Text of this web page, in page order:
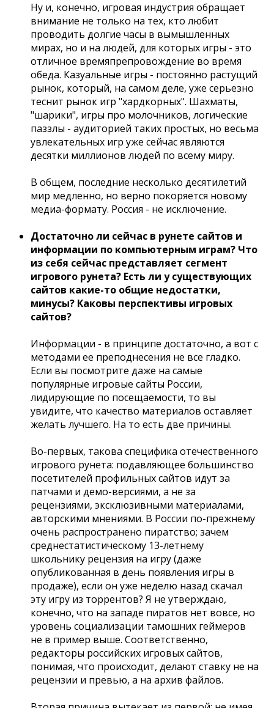
Ну и, конечно, игровая индустрия обращает
внимание не только на тех, кто любит
проводить долгие часы в вымышленных
мирах, но и на людей, для которых игры - это
отличное времяпрепровождение во время
обеда. Казуальные игры - постоянно растущий
рынок, который, на самом деле, уже серьезно
теснит рынок игр "хардкорных". Шахматы,
"шарики", игры про молочников, логические
паззлы - аудиторией таких простых, но весьма
увлекательных игр уже сейчас являются
десятки миллионов людей по всему миру.
В общем, последние несколько десятилетий
мир медленно, но верно покоряется новому
медиа-формату. Россия - не исключение.
Достаточно ли сейчас в рунете сайтов и
информации по компьютерным играм? Что
из себя сейчас представляет сегмент
игрового рунета? Есть ли у существующих
сайтов какие-то общие недостатки,
минусы? Каковы перспективы игровых
сайтов?
Информации - в принципе достаточно, а вот с
методами ее преподнесения не все гладко.
Если вы посмотрите даже на самые
популярные игровые сайты России,
лидирующие по посещаемости, то вы
увидите, что качество материалов оставляет
желать лучшего. На то есть две причины.
Во-первых, такова специфика отечественного
игрового рунета: подавляющее большинство
посетителей профильных сайтов идут за
патчами и демо-версиями, а не за
рецензиями, эксклюзивными материалами,
авторскими мнениями. В России по-прежнему
очень распространено пиратство; зачем
среднестатистическому 13-летнему
школьнику рецензия на игру (даже
опубликованная в день появления игры в
продаже), если он уже неделю назад скачал
эту игру из торрентов? Я не утверждаю,
конечно, что на западе пиратов нет вовсе, но
уровень социализации тамошних геймеров
не в пример выше. Соответственно,
редакторы российских игровых сайтов,
понимая, что происходит, делают ставку не на
рецензии и превью, а на архив файлов.